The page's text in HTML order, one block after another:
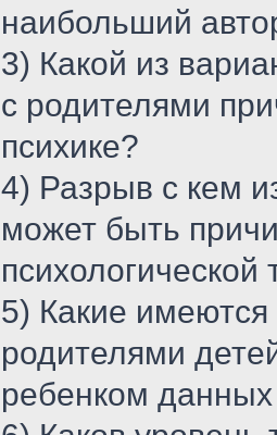
наибольший
3) Какой из
с родителями
психике?
4) Разрыв с кем
может быть
5) Какие
родителями
ребенком